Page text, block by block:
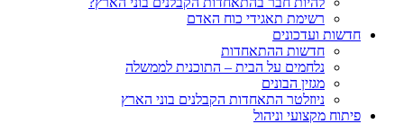
רשימת תאגידי כוח האדם
חדשות ועדכונים
חדשות ההתאחדות
נלחמים על הבית – התוכנית לממשלה
מגזין הבונים
ניוזלטר התאחדות הקבלנים בוני הארץ
פיתוח מקצועי וניהול